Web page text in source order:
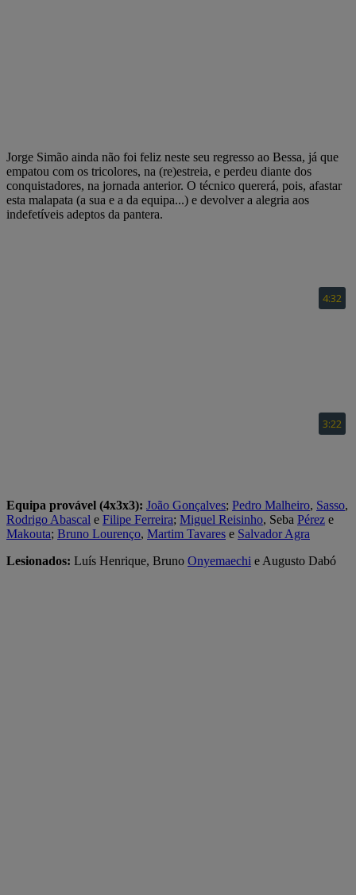
Jorge Simão ainda não foi feliz neste seu regresso ao Bessa, já que
empatou com os tricolores, na (re)estreia, e perdeu diante dos
conquistadores, na jornada anterior. O técnico quererá, pois, afastar
esta malapata (a sua e a da equipa...) e devolver a alegria aos
indefetíveis adeptos da pantera.
Equipa provável (4x3x3): João Gonçalves; Pedro Malheiro, Sasso,
Rodrigo Abascal e Filipe Ferreira; Miguel Reisinho, Seba Pérez e
Makouta; Bruno Lourenço, Martim Tavares e Salvador Agra
Lesionados: Luís Henrique, Bruno Onyemaechi e Augusto Dabó